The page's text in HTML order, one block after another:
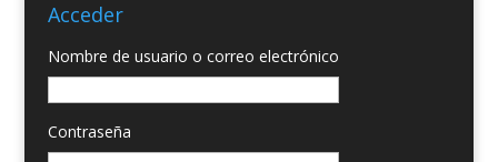
Acceder
Nombre de usuario o correo electrónico
Contraseña